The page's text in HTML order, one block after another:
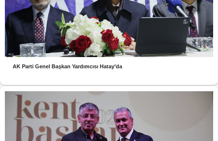
AK Parti Genel Başkan Yardımcısı Hatay’da